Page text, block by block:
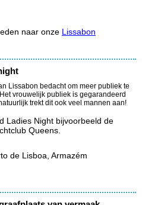
naar onze Lissabon
Lissabon bedacht om meer publiek te
vrouwelijk publiek is gegarandeerd
trekt dit ook veel mannen aan!
Ladies Night bijvoorbeeld de
Queens.
de Lisboa, Armazém